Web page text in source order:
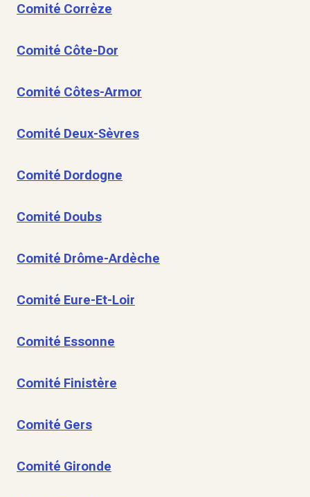
Comité Corrèze
Comité Côte-Dor
Comité Côtes-Armor
Comité Deux-Sèvres
Comité Dordogne
Comité Doubs
Comité Drôme-Ardèche
Comité Eure-Et-Loir
Comité Essonne
Comité Finistère
Comité Gers
Comité Gironde